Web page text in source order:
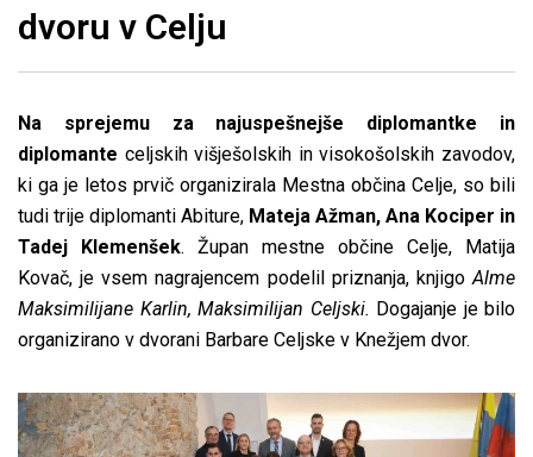
dvoru v Celju
Na sprejemu za najuspešnejše diplomantke in
diplomante celjskih višješolskih in visokošolskih zavodov,
ki ga je letos prvič organizirala Mestna občina Celje, so bili
tudi trije diplomanti Abiture, Mateja Ažman, Ana Kociper in
Tadej Klemenšek. Župan mestne občine Celje, Matija
Kovač, je vsem nagrajencem podelil priznanja, knjigoAlme
Maksimilijane Karlin, Maksimilijan Celjski. Dogajanje je bilo
organizirano v dvorani Barbare Celjske v Knežjem dvor.